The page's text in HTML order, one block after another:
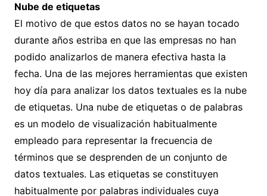
Nube de etiquetas
El motivo de que estos datos no se hayan tocado
durante años estriba en que las empresas no han
podido analizarlos de manera efectiva hasta la
fecha. Una de las mejores herramientas que existen
hoy día para analizar los datos textuales es la nube
de etiquetas. Una nube de etiquetas o de palabras
es un modelo de visualización habitualmente
empleado para representar la frecuencia de
términos que se desprenden de un conjunto de
datos textuales. Las etiquetas se constituyen
habitualmente por palabras individuales cuya